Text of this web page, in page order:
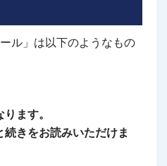
ル」は以下のようなもの
ます。
きをお読みいただけま